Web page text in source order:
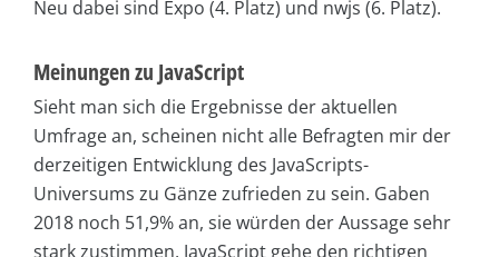
Neu dabei sind Expo (4. Platz) und nwjs (6. Platz).
Meinungen zu JavaScript
Sieht man sich die Ergebnisse der aktuellen
Umfrage an, scheinen nicht alle Befragten mir der
derzeitigen Entwicklung des JavaScripts-
Universums zu Gänze zufrieden zu sein. Gaben
2018 noch 51,9% an, sie würden der Aussage sehr
stark zustimmen, JavaScript gehe den richtigen